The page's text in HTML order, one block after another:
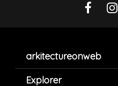
arkitectureonweb
Explorer